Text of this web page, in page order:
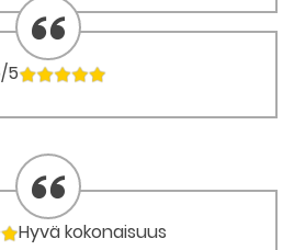
5
Hyvä kokonaisuus